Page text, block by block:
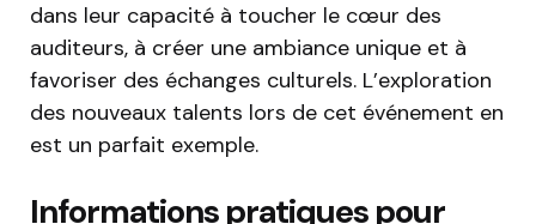
dans leur capacité à toucher le cœur des
auditeurs, à créer une ambiance unique et à
favoriser des échanges culturels. L’exploration
des nouveaux talents lors de cet événement en
est un parfait exemple.
Informations pratiques pour